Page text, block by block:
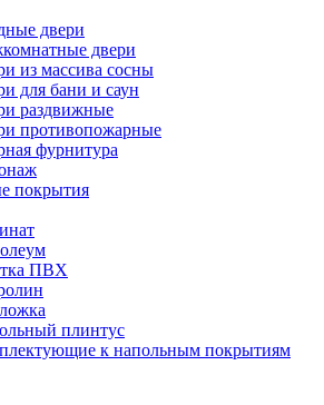
двери
двери
из массива сосны
для бани и саун
раздвижные
противопожарные
фурнитура
покрытия
ПВХ
плинтус
к напольным покрытиям